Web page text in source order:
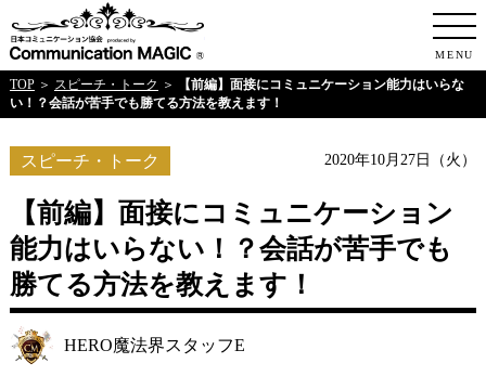
日本コミュニケ
MENU
TOP＞ スピーチ・トーク ＞
【前編】面接にコミュニケーション能力はいらな
い！？会話が苦手でも勝てる方法を教えます！
スピーチ・トーク 2020年10月27日（火）
【前編】面接にコミュニケーション
能力はいらない！？会話が苦手でも
勝てる方法を教えます！
HERO魔法界スタッフE